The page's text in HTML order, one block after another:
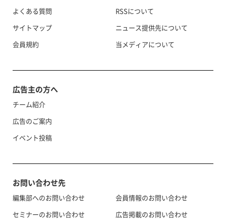
よくある質問
サイトマップ
会員規約
RSSについて
ニュース提供先について
当メディアについて
広告主の方へ
チーム紹介
広告のご案内
イベント投稿
お問い合わせ先
編集部へのお問い合わせ
セミナーのお問い合わせ
会員情報のお問い合わせ
広告掲載のお問い合わせ